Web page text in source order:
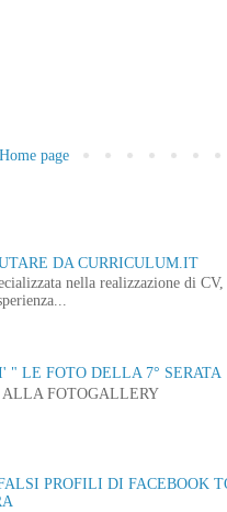
Home page
DA CURRICULUM.IT
nella realizzazione di
" LE FOTO DELLA 7° SERATA
ALLA FOTOGALLERY
PROFILI DI FACEBOOK